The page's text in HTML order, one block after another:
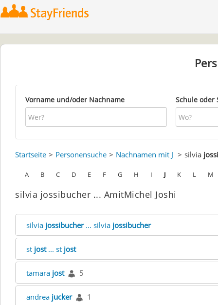
Vorname und/oder Nachname Schule oder
Startseite Personensuche Nachnamen mit J silvia
A B C D E F G H I J K L M
silvia jossibucher ... AmitMichel Joshi
silvia jossibucher... silvia jossibucher
st jost... st jost
tamara jost 5
andrea jucker 1